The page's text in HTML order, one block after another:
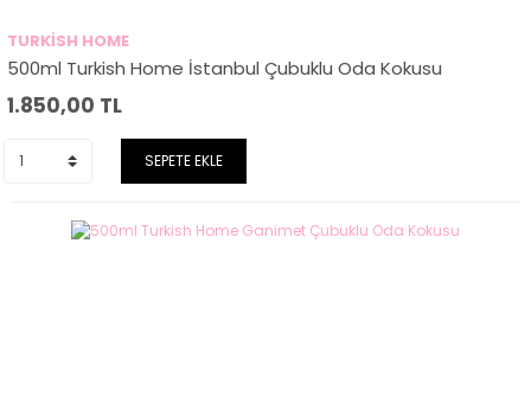
TURKİSH HOME
500ml Turkish Home İstanbul Çubuklu Oda Kokusu
1.850,00 TL
SEPETE EKLE